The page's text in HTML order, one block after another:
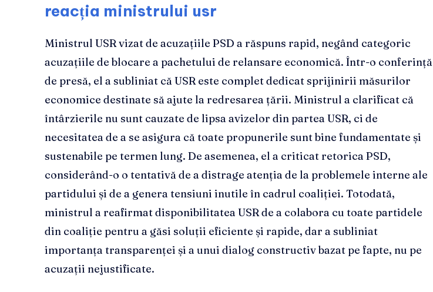
reacția ministrului usr
Ministrul USR vizat de acuzațiile PSD a răspuns rapid, negând categoric
acuzațiile de blocare a pachetului de relansare economică. Într-o conferință
de presă, el a subliniat că USR este complet dedicat sprijinirii măsurilor
economice destinate să ajute la redresarea țării. Ministrul a clarificat că
întârzierile nu sunt cauzate de lipsa avizelor din partea USR, ci de
necesitatea de a se asigura că toate propunerile sunt bine fundamentate și
sustenabile pe termen lung. De asemenea, el a criticat retorica PSD,
considerând-o o tentativă de a distrage atenția de la problemele interne ale
partidului și de a genera tensiuni inutile în cadrul coaliției. Totodată,
ministrul a reafirmat disponibilitatea USR de a colabora cu toate partidele
din coaliție pentru a găsi soluții eficiente și rapide, dar a subliniat
importanța transparenței și a unui dialog constructiv bazat pe fapte, nu pe
acuzații nejustificate.